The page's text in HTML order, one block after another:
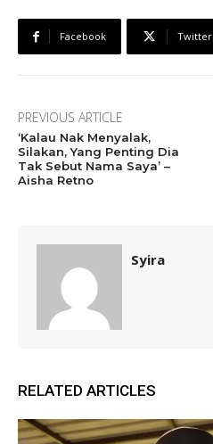
Facebook Twitter
PREVIOUS ARTICLE
‘Kalau Nak Menyalak,
Silakan, Yang Penting Dia
Tak Sebut Nama Saya’ –
Aisha Retno
Syira
RELATED ARTICLES